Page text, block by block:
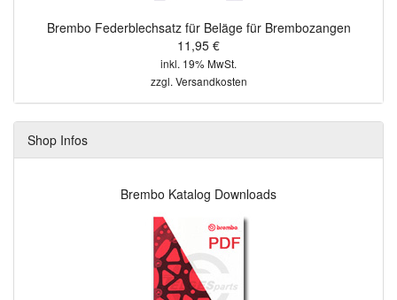
Brembo Federblechsatz für Beläge für Brembozangen
11,95 €
inkl. 19% MwSt.
zzgl.Versandkosten
Shop Infos
Brembo Katalog Downloads